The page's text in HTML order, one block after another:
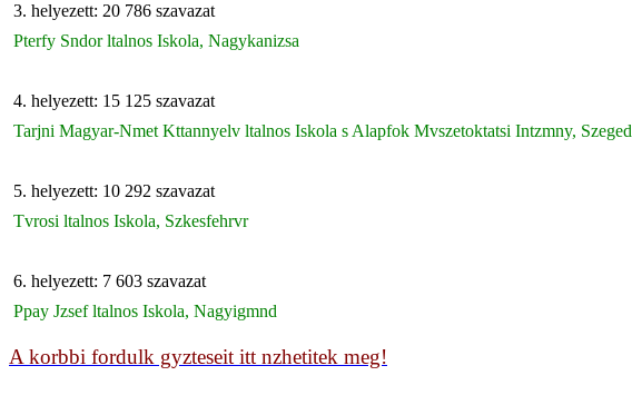
3. helyezett: 20 786 szavazat
Pterfy Sndor ltalnos Iskola, Nagykanizsa
4. helyezett: 15 125 szavazat
Tarjni Magyar-Nmet Kttannyelv ltalnos Iskola s Alapfok Mvszetoktatsi Intzmny, Szeged
5. helyezett: 10 292 szavazat
Tvrosi ltalnos Iskola, Szkesfehrvr
6. helyezett: 7 603 szavazat
Ppay Jzsef ltalnos Iskola, Nagyigmnd
A korbbi fordulk gyzteseit itt nzhetitek meg!